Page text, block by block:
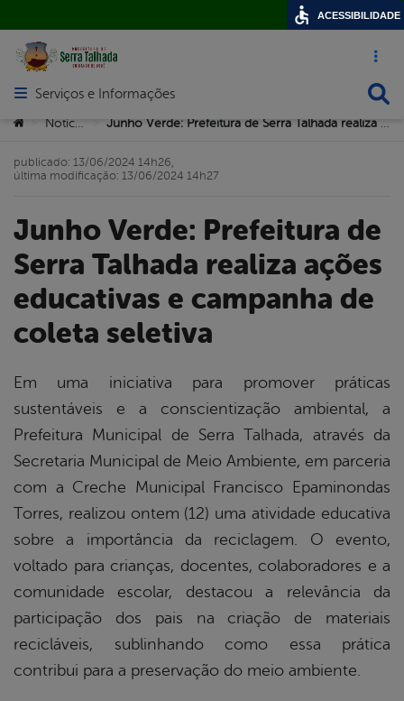
Acesso
Abrir menu principal de navegação
Serviços e Informações
Você está aqui:
> Notícias >
Junho Verde: Prefeitura de
Serra Talhada realiza ações
educativas e campanha de
coleta seletiva
publicado: 13/06/2024 14h26,
última modificação: 13/06/2024 14h27
Em uma iniciativa para promover práticas
sustentáveis e a conscientização ambiental, a
Prefeitura Municipal de Serra Talhada, através da
Secretaria Municipal de Meio Ambiente, em parceria
com a Creche Municipal Francisco Epaminondas
Torres, realizou ontem (12) uma atividade educativa
sobre a importância da reciclagem. O evento,
voltado para crianças, docentes, colaboradores e a
comunidade escolar, destacou a relevância da
participação dos pais na criação de materiais
recicláveis, sublinhando como essa prática
contribui para a preservação do meio ambiente.
ACESSIBILIDADE